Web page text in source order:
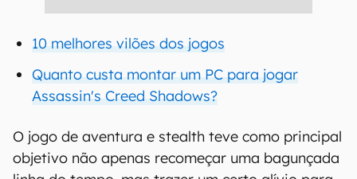
10 melhores vilões dos jogos
Quanto custa montar um PC para jogar
Assassin's Creed Shadows?
O jogo de aventura e stealth teve como principal
objetivo não apenas recomeçar uma bagunçada